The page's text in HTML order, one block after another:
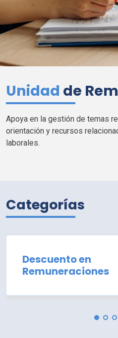
Unidad de
Apoya en la gestión de temas
orientación y recursos
laborales.
Categorías
Descuento en
Remuneraciones